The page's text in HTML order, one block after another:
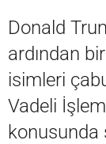
Donald
ardından
isimleri
Vadeli
konusunda